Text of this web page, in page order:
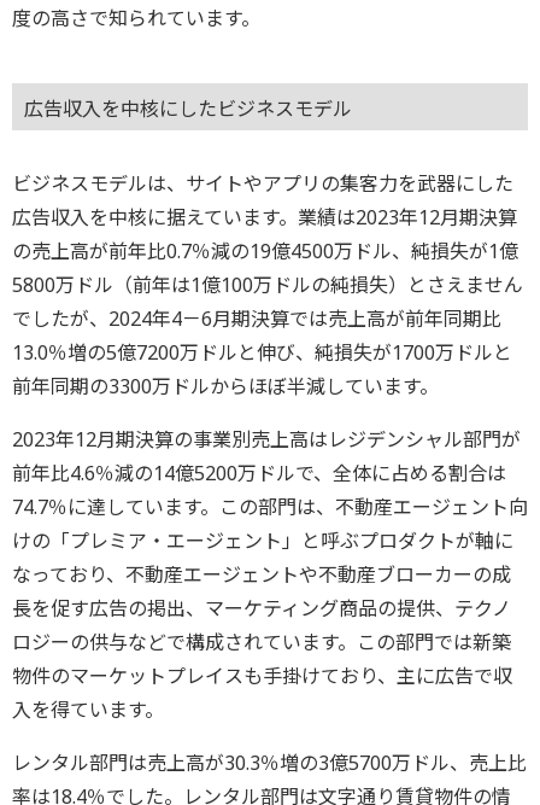
度の高さで知られています。
広告収入を中核にしたビジネスモデル
ビジネスモデルは、サイトやアプリの集客力を武器にした
広告収入を中核に据えています。業績は2023年12月期決算
の売上高が前年比0.7％減の19億4500万ドル、純損失が1億
5800万ドル（前年は1億100万ドルの純損失）とさえません
でしたが、2024年4－6月期決算では売上高が前年同期比
13.0％増の5億7200万ドルと伸び、純損失が1700万ドルと
前年同期の3300万ドルからほぼ半減しています。
2023年12月期決算の事業別売上高はレジデンシャル部門が
前年比4.6％減の14億5200万ドルで、全体に占める割合は
74.7％に達しています。この部門は、不動産エージェント向
けの「プレミア・エージェント」と呼ぶプロダクトが軸に
なっており、不動産エージェントや不動産ブローカーの成
長を促す広告の掲出、マーケティング商品の提供、テクノ
ロジーの供与などで構成されています。この部門では新築
物件のマーケットプレイスも手掛けており、主に広告で収
入を得ています。
レンタル部門は売上高が30.3％増の3億5700万ドル、売上比
率は18.4％でした。レンタル部門は文字通り賃貸物件の情